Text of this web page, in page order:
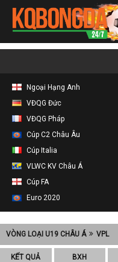
Ngoại Hạng Anh
VĐQG Đức
VĐQG Pháp
Cúp C2 Châu Âu
Cúp Italia
VLWC KV Châu Á
Cúp FA
Euro 2020
VÒNG LOẠI U19 CHÂU Á VPL
KẾT QUẢ BXH